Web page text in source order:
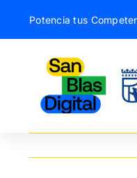
Potencia tus